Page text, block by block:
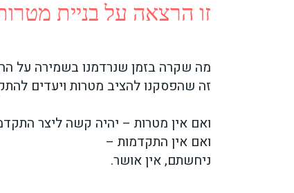
זו הרצאה על בניית
מה שקרה בזמן שנרדמנו בשמירה על
זה שהפסקנו להציב מטרות ויעדים
ואם אין מטרות – יהיה קשה ליצר
ואם אין התקדמות –
ניחשתם, אין אושר.